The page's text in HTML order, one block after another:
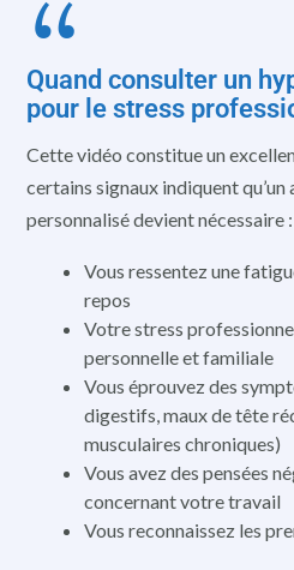
Quand consulter un
pour le stress
Cette vidéo constitue un
certains signaux indiquent
personnalisé devient nécessaire :
Vous ressentez une
repos
Votre stress
personnelle et familiale
Vous éprouvez des
digestifs, maux de tête
musculaires chroniques)
Vous avez des pensées
concernant votre travail
Vous reconnaissez les